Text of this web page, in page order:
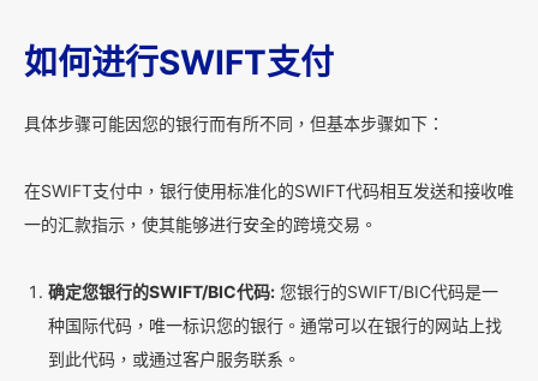
如何进行SWIFT支付
具体步骤可能因您的银行而有所不同，但基本步骤如下：
在SWIFT支付中，银行使用标准化的SWIFT代码相互发送和接收唯
一的汇款指示，使其能够进行安全的跨境交易。
确定您银行的SWIFT/BIC代码: 您银行的SWIFT/BIC代码是一
种国际代码，唯一标识您的银行。通常可以在银行的网站上找
到此代码，或通过客户服务联系。